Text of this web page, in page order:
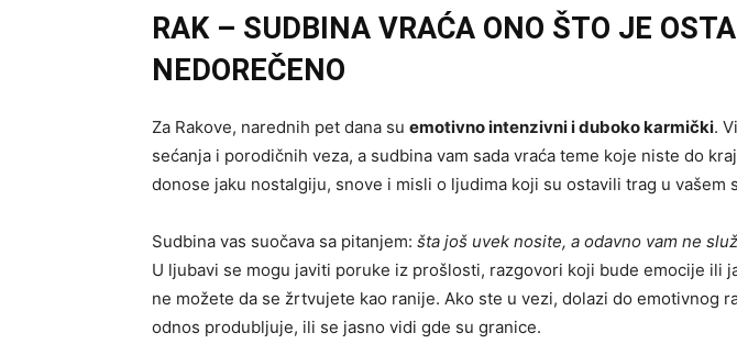
RAK – SUDBINA VRAĆA ONO ŠTO JE
NEDOREČENO
Za Rakove, narednih pet dana su emotivno intenzivni i duboko karmički.
sećanja i porodičnih veza, a sudbina vam sada vraća teme koje niste do
donose jaku nostalgiju, snove i misli o ljudima koji su ostavili trag u vašem
Sudbina vas suočava sa pitanjem: šta još uvek nosite, a odavno vam ne
U ljubavi se mogu javiti poruke iz prošlosti, razgovori koji bude emocije ili
ne možete da se žrtvujete kao ranije. Ako ste u vezi, dolazi do emotivnog
odnos produbljuje, ili se jasno vidi gde su granice.